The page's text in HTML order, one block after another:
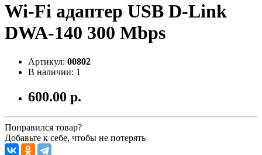
Wi-Fi адаптер USB D-Link
DWA-140 300 Mbps
Артикул: 00802
В наличии: 1
600.00 р.
Понравился товар?
Добавьте к себе, чтобы не потерять